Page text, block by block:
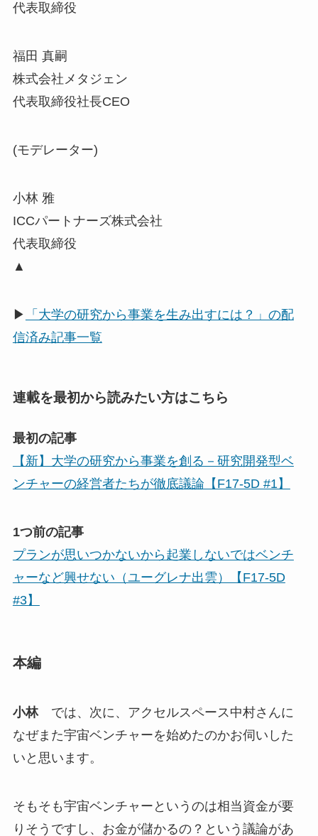
代表取締役
福田 真嗣
株式会社メタジェン
代表取締役社長CEO
(モデレーター)
小林 雅
ICCパートナーズ株式会社
代表取締役
▲
▶
「大学の研究から事業を生み出すには？」の配
信済み記事一覧
連載を最初から読みたい方はこちら
最初の記事
【新】大学の研究から事業を創る－研究開発型ベ
ンチャーの経営者たちが徹底議論【F17-5D #1】
1つ前の記事
プランが思いつかないから起業しないではベンチ
ャーなど興せない（ユーグレナ出雲）【F17-5D
#3】
本編
小林では、次に、アクセルスペース中村さんに
なぜまた宇宙ベンチャーを始めたのかお伺いした
いと思います。
そもそも宇宙ベンチャーというのは相当資金が要
りそうですし、お金が儲かるの？という議論があ